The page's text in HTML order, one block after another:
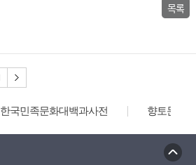
목록
한국민족문화대백과사전 향토문화